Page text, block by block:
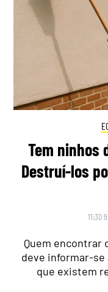
Tem ninhos
Destruí-los
11:30
Quem encontrar
deve informar-se
que existem